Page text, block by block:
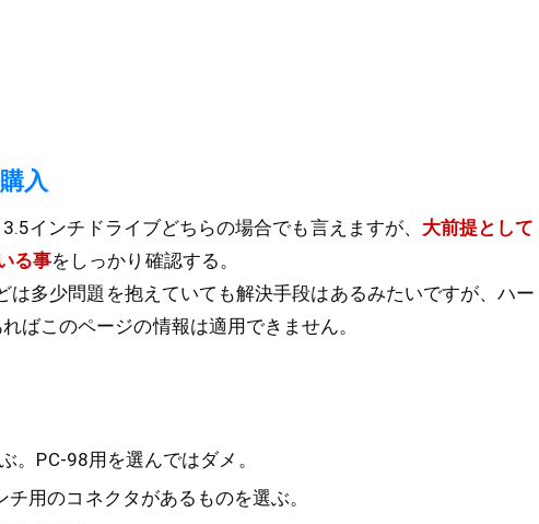
入
インチドライブどちらの場合でも言えますが、 大前提とし
る事をしっかり確認する。
は多少問題を抱えていても解決手段はあるみたいですが、ハ
ばこのページの情報は適用できません。
。PC-98用を選んではダメ。
用のコネクタがあるものを選ぶ。